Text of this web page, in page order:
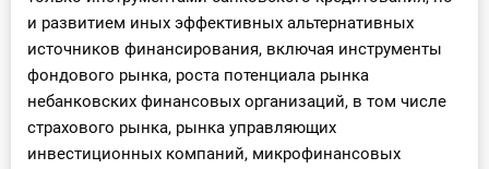
и развитием иных эффективных альтернативных
источников финансирования, включая инструменты
фондового рынка, роста потенциала рынка
небанковских финансовых организаций, в том числе
страхового рынка, рынка управляющих
инвестиционных компаний, микрофинансовых